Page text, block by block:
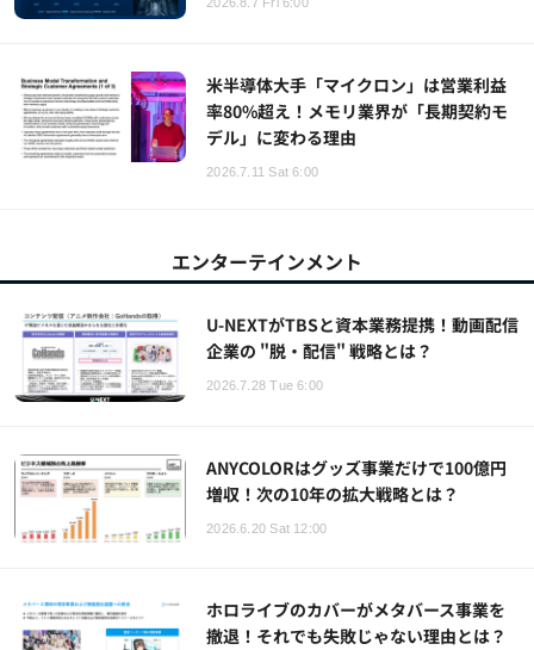
2026.8.7 Fri 6:00
米半導体大手「マイクロン」は営業利益
率80%超え！メモリ業界が「長期契約モ
デル」に変わる理由
2026.7.11 Sat 6:00
エンターテインメント
U-NEXTがTBSと資本業務提携！動画配信
企業の "脱・配信" 戦略とは？
2026.7.28 Tue 6:00
ANYCOLORはグッズ事業だけで100億円
増収！次の10年の拡大戦略とは？
2026.6.20 Sat 12:00
ホロライブのカバーがメタバース事業を
撤退！それでも失敗じゃない理由とは？